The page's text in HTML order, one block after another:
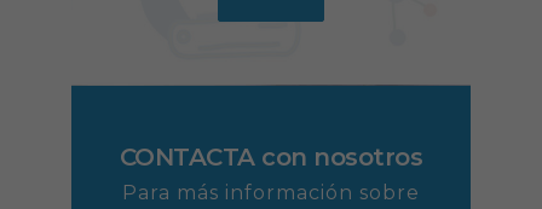
CONTACTA con nosotros
Para más información sobre